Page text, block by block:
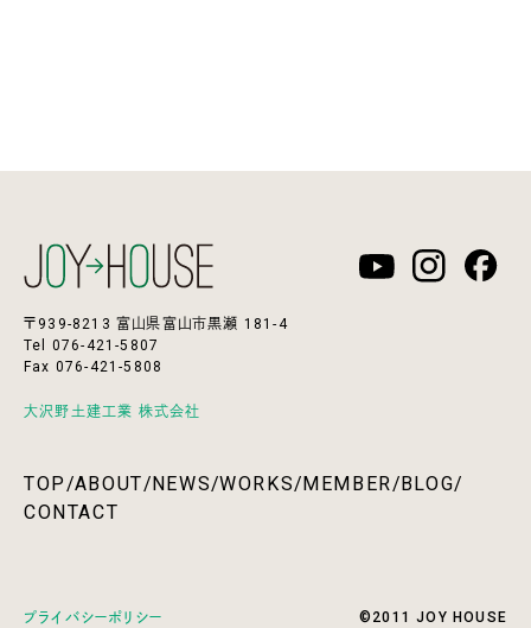
〒939-8213 富山県富山市黒瀬 181-4
Tel 076-421-5807
Fax 076-421-5808
大沢野土建工業 株式会社
TOP/ABOUT/NEWS/WORKS/MEMBER/BLOG/
CONTACT
©2011 JOY HOUSE
プライバシーポリシー